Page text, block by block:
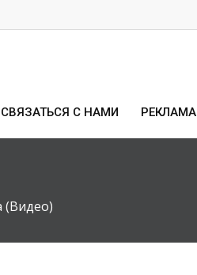
СВЯЗАТЬСЯ С НАМИ РЕКЛАМА
(Видео)